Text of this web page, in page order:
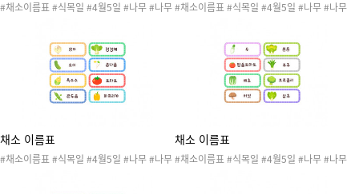
#채소이름표 #식목일 #4월5일 #나무 #나무
봄활동 #식목일도안 #식목일활동 #원예활동
#텃밭활동 #이름표 #텃밭이름표 #식목일이
름표 #화분이름표 #야채이름표 #채소 #야채
#무 #방울토마토 #배추 #버섯 #봄동 #부추
#브로콜리 #상추 #문구없음
#채소이름표 #식목일 #4월5일 #나무 #나무
봄활동 #식목일도안 #식목일활동 #원예활동
#텃밭활동 #이름표 #텃밭이름표 #식목일이
름표 #화분이름표 #야채이름표 #채소 #야채
#가지 #감자 #강낭콩 #고구마 #고추 #당근
#딸기 #땅콩 #문구없음
채소 이름표
#채소이름표 #식목일 #4월5일 #나무 #나무
채소 이름표
#채소이름표 #식목일 #4월5일 #나무 #나무